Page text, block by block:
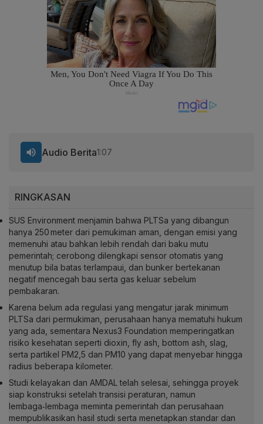
RINGKASAN
SUS Environment menjamin bahwa PLTSa yang dibangun
hanya 250 meter dari pemukiman aman, dengan emisi yang
memenuhi atau bahkan lebih rendah dari baku mutu
pemerintah; cerobong dilengkapi sensor otomatis yang
menutup bila batas terlampaui, dan bunker bertekanan
negatif mencegah bau serta gas keluar sebelum
pembakaran.
Karena belum ada regulasi yang mengatur jarak minimum
PLTSa dari permukiman, perusahaan hanya mematuhi hukum
yang ada, sementara Nexus3 Foundation memperingatkan
risiko kesehatan seperti dioxin, fly ash, bottom ash, slag,
serta partikel PM2,5 dan PM10 yang dapat menyebar hingga
radius beberapa kilometer.
Studi kelayakan dan AMDAL telah selesai, sehingga proyek
siap konstruksi setelah transisi peraturan, namun
lembaga‑lembaga meminta pemerintah dan perusahaan
mempublikasikan hasil studi serta menetapkan standar dan
Audio Berita1:07